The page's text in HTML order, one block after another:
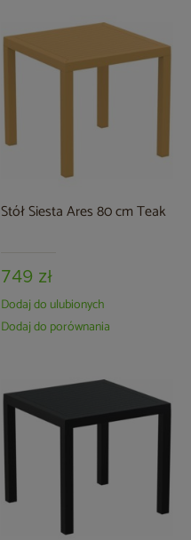
Stół Siesta Ares 80 cm Teak
749 zł
Dodaj do ulubionych
Dodaj do porównania